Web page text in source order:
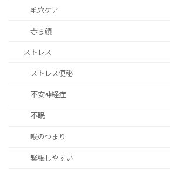
毛穴ケア
赤ら顔
ストレス
ストレス便秘
不安神経症
不眠
喉のつまり
緊張しやすい